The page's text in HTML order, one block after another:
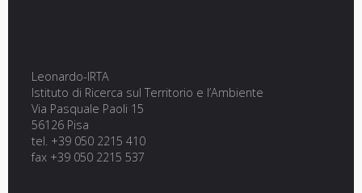
Leonardo-IRTA
Istituto di Ricerca sul Territorio e l’Ambiente
Via Pasquale Paoli 15
56126 Pisa
tel. +39 050 2215 410
fax +39 050 2215 537